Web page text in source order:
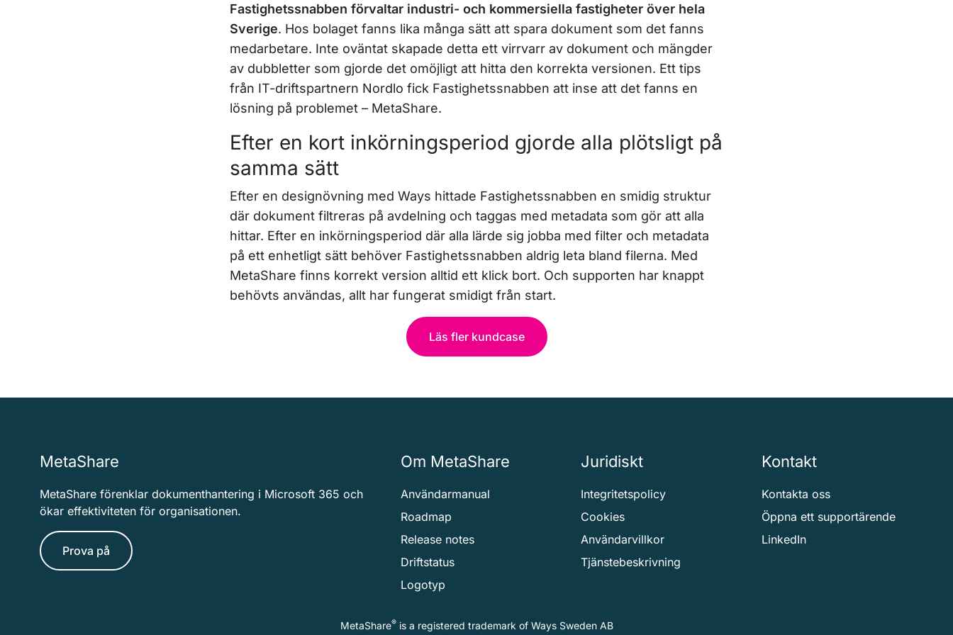
Fastighetssnabben förvaltar industri- och kommersiella fastigheter över hela
Sverige. Hos bolaget fanns lika många sätt att spara dokument som det fanns
medarbetare. Inte oväntat skapade detta ett virrvarr av dokument och mängder
av dubbletter som gjorde det omöjligt att hitta den korrekta versionen. Ett tips
från IT-driftspartnern Nordlo fick Fastighetssnabben att inse att det fanns en
lösning på problemet – MetaShare.
Efter en kort inkörningsperiod gjorde alla plötsligt på
samma sätt
Efter en designövning med Ways hittade Fastighetssnabben en smidig struktur
där dokument filtreras på avdelning och taggas med metadata som gör att alla
hittar. Efter en inkörningsperiod där alla lärde sig jobba med filter och metadata
på ett enhetligt sätt behöver Fastighetssnabben aldrig leta bland filerna. Med
MetaShare finns korrekt version alltid ett klick bort. Och supporten har knappt
behövts användas, allt har fungerat smidigt från start.
Läs fler kundcase
MetaShare
MetaShare förenklar dokumenthantering i Microsoft 365 och
ökar effektiviteten för organisationen.
Prova på
Om MetaShare
Användarmanual
Roadmap
Release notes
Driftstatus
Logotyp
Juridiskt
Integritetspolicy
Cookies
Användarvillkor
Tjänstebeskrivning
Kontakt
Kontakta oss
Öppna ett supportärende
LinkedIn
MetaShare®is a registered trademark of Ways Sweden AB